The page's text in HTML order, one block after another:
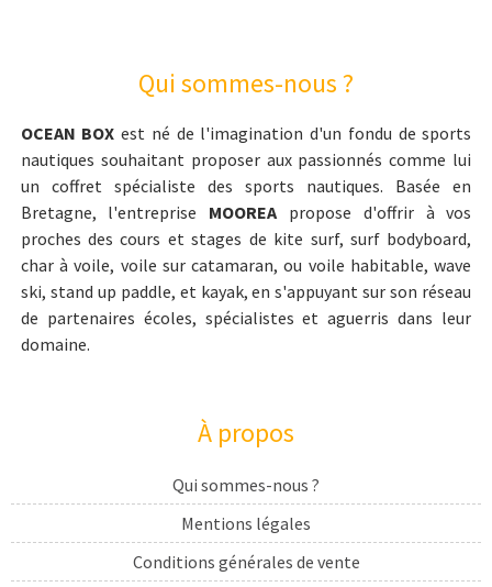
Qui sommes-nous ?
OCEAN BOX est né de l'imagination d'un fondu de sports
nautiques souhaitant proposer aux passionnés comme lui
un coffret spécialiste des sports nautiques. Basée en
Bretagne, l'entreprise MOOREA propose d'offrir à vos
proches des cours et stages de kite surf, surf bodyboard,
char à voile, voile sur catamaran, ou voile habitable, wave
ski, stand up paddle, et kayak, en s'appuyant sur son réseau
de partenaires écoles, spécialistes et aguerris dans leur
domaine.
À propos
Qui sommes-nous ?
Mentions légales
Conditions générales de vente